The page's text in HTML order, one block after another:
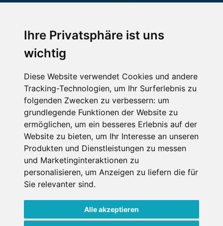
Ihre Privatsphäre ist uns
wichtig
Diese Website verwendet Cookies und andere
Tracking-Technologien, um Ihr Surferlebnis zu
folgenden Zwecken zu verbessern: um
grundlegende Funktionen der Website zu
ermöglichen, um ein besseres Erlebnis auf der
Website zu bieten, um Ihr Interesse an unseren
Produkten und Dienstleistungen zu messen
und Marketinginteraktionen zu
personalisieren, um Anzeigen zu liefern die für
Sie relevanter sind.
Alle akzeptieren
Wellness
SCHNEEHÖHEN SKI APP
Die Schneehoehen Ski APP für iOS und Android - Ein
Muss für alle Wintersportler und Schneefreaks!
Impressum
Datenschutz